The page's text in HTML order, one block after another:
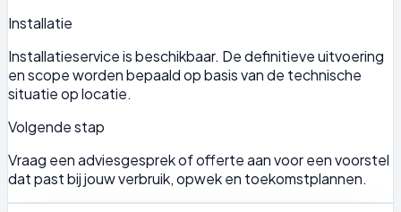
Installatie
Installatieservice is beschikbaar. De definitieve uitvoering
en scope worden bepaald op basis van de technische
situatie op locatie.
Volgende stap
Vraag een adviesgesprek of offerte aan voor een voorstel
dat past bij jouw verbruik, opwek en toekomstplannen.